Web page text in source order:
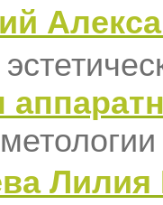
Лилия